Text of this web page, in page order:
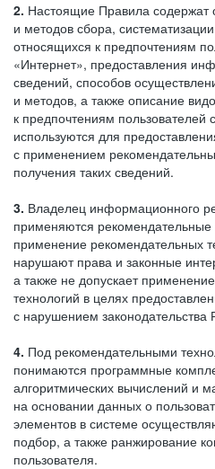
2. Настоящие Правила содержат
и методов сбора,
относящихся к предпочтениям
«Интернет», предоставления
сведений, способов
и методов, а также описание
к предпочтениям пользователей
используются для
с применением
получения таких сведений.
3. Владелец информационного
применяются рекомендательные
применение рекомендательных
нарушают права и законные
а также не допускает
технологий в целях
с нарушением законодательства
4. Под рекомендательными
понимаются программные
алгоритмических вычислений и
на основании данных о
элементов в системе
подбор, а также ранжирование
пользователя.